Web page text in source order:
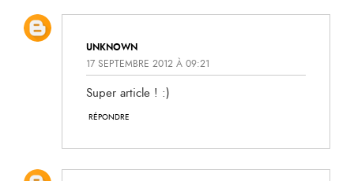
UNKNOWN
17 SEPTEMBRE 2012 À 09:21
Super article ! :)
RÉPONDRE